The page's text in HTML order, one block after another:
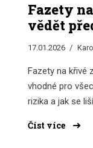
Fazety
vědět
17.01.2026
Fazety na křivé
vhodné pro
rizika a jak se
Číst více